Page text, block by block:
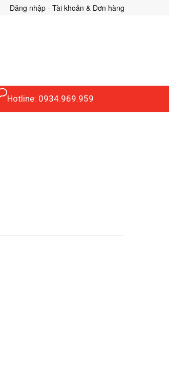
Đăng nhập - Tài khoản & Đơn hàng
Hotline: 0934.969.959